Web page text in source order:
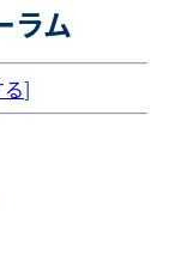
ラム
]